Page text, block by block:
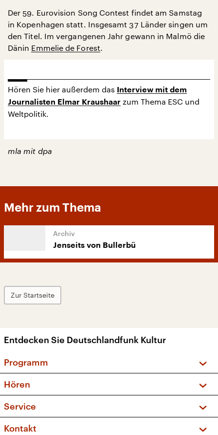
Der 59. Eurovision Song Contest findet am Samstag
in Kopenhagen statt. Insgesamt 37 Länder singen um
den Titel. Im vergangenen Jahr gewann in Malmö die
Dänin Emmelie de Forest.
Hören Sie hier außerdem das
Interview mit dem
Journalisten Elmar Kraushaar zum Thema ESC und
Weltpolitik.
mla mit dpa
Mehr zum Thema
Jenseits von Bullerbü
Zur Startseite
Entdecken Sie Deutschlandfunk Kultur
Programm
Sendungen und Podcasts
Musikliste
Kakadu – Das Kinderprogramm
Hören
Frequenzen (UKW + DAB+)
Service
FAQ
Kontakt